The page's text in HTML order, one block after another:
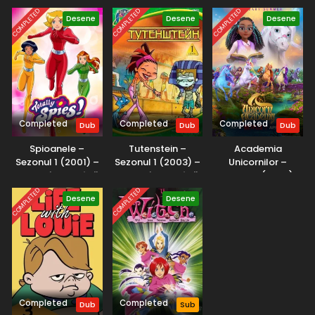
Viața cu Louie – Sezonul 1 Episod 0 – Un cadou
de Crăciun pentru D-na Stillman
Eps 0 - Un cadou de Crăciun pentru D-na Stillman - 6 May,
2025
Midwest.
COMPLETED Desene
Completed Dub
Spioanele –
Sezonul 1 (2001) –
Dublat în Română
COMPLETED Desene
Completed Dub
Tutenstein –
Sezonul 1 (2003) –
Dublat în Română
COMPLETED Desene
Completed Dub
Academia
Unicornilor –
Sezonul 3 (2025) –
COMPLETED Desene
Completed Dub
COMPLETED Desene
Completed Sub